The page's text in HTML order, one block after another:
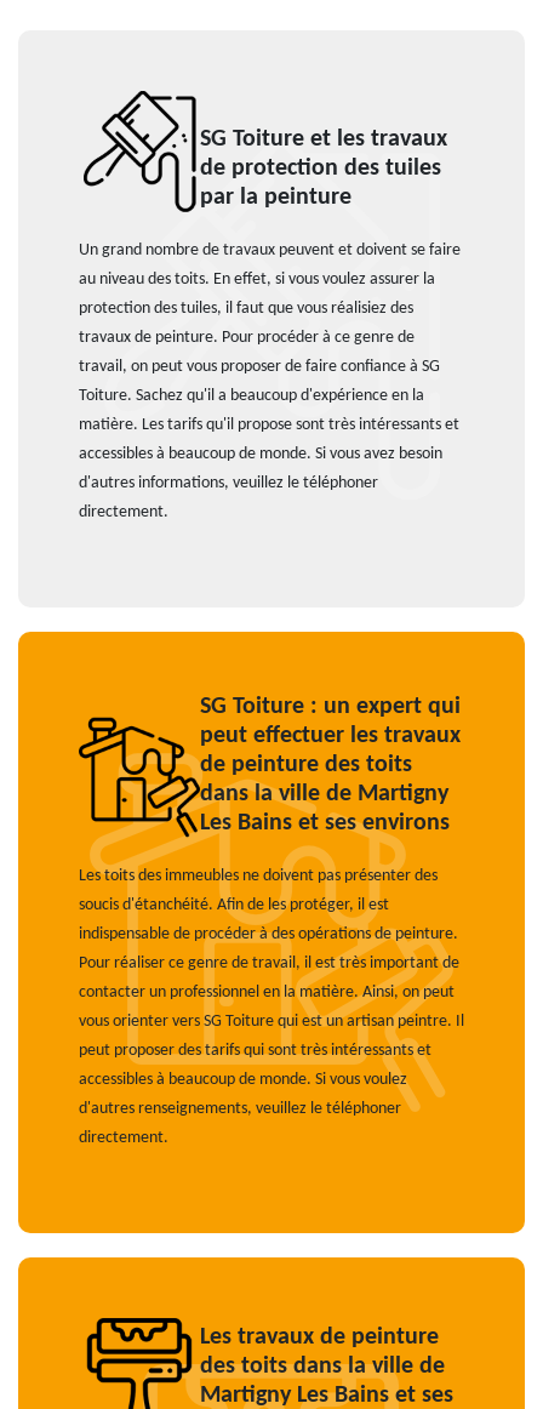
SG Toiture et les travaux
de protection des tuiles
par la peinture
Un grand nombre de travaux peuvent et doivent se faire
au niveau des toits. En effet, si vous voulez assurer la
protection des tuiles, il faut que vous réalisiez des
travaux de peinture. Pour procéder à ce genre de
travail, on peut vous proposer de faire confiance à SG
Toiture. Sachez qu'il a beaucoup d'expérience en la
matière. Les tarifs qu'il propose sont très intéressants et
accessibles à beaucoup de monde. Si vous avez besoin
d'autres informations, veuillez le téléphoner
directement.
SG Toiture : un expert qui
peut effectuer les travaux
de peinture des toits
dans la ville de Martigny
Les Bains et ses environs
Les toits des immeubles ne doivent pas présenter des
soucis d'étanchéité. Afin de les protéger, il est
indispensable de procéder à des opérations de peinture.
Pour réaliser ce genre de travail, il est très important de
contacter un professionnel en la matière. Ainsi, on peut
vous orienter vers SG Toiture qui est un artisan peintre. Il
peut proposer des tarifs qui sont très intéressants et
accessibles à beaucoup de monde. Si vous voulez
d'autres renseignements, veuillez le téléphoner
directement.
Les travaux de peinture
des toits dans la ville de
Martigny Les Bains et ses